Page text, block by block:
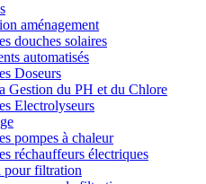
aménagement
douches solaires
automatisés
Doseurs
Gestion du PH et du Chlore
Electrolyseurs
pompes à chaleur
réchauffeurs électriques
pour filtration